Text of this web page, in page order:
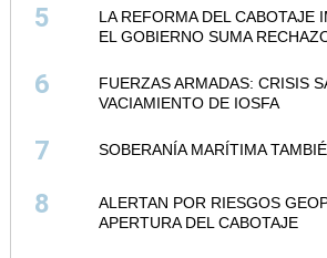
5
LA REFORMA DEL CABOTAJE
EL GOBIERNO SUMA
6
FUERZAS ARMADAS: CRISIS
VACIAMIENTO DE IOSFA
7 SOBERANÍA MARÍTIMA
8
ALERTAN POR RIESGOS
APERTURA DEL CABOTAJE